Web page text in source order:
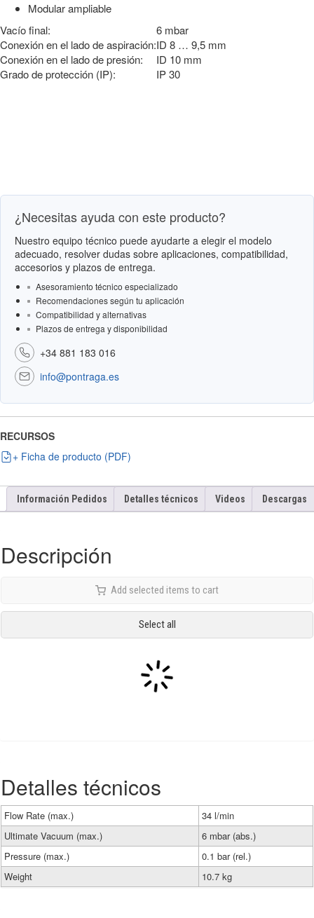
Modular ampliable
Vacío final:
6 mbar
Conexión en el lado de aspiración:ID 8 … 9,5 mm
Conexión en el lado de presión:
ID 10 mm
Grado de protección (IP):
IP 30
¿Necesitas ayuda con este producto?
Nuestro equipo técnico puede ayudarte a elegir el modelo
adecuado, resolver dudas sobre aplicaciones, compatibilidad,
accesorios y plazos de entrega.
Asesoramiento técnico especializado
Recomendaciones según tu aplicación
Compatibilidad y alternativas
Plazos de entrega y disponibilidad
+34 881 183 016
info@pontraga.es
RECURSOS
+ Ficha de producto (PDF)
Información Pedidos Detalles técnicos Videos Descargas
Descripción
Add selected items to cart
Select all
Detalles técnicos
Flow Rate (max.)
34 l/min
Ultimate Vacuum (max.)
6 mbar (abs.)
Pressure (max.)
0.1 bar (rel.)
Weight
10.7 kg